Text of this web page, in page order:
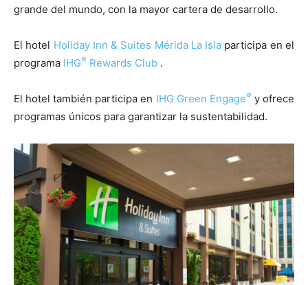
grande del mundo, con la mayor cartera de desarrollo.
El hotel Holiday Inn & Suites Mérida La Isla participa en el
programa IHG® Rewards Club .
El hotel también participa en IHG Green Engage® y ofrece
programas únicos para garantizar la sustentabilidad.